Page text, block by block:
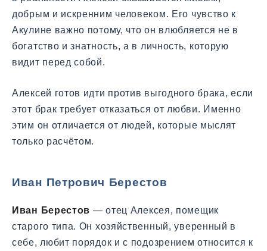
добрым и искренним человеком. Его чувство к
Акулине важно потому, что он влюбляется не в
богатство и знатность, а в личность, которую
видит перед собой.
Алексей готов идти против выгодного брака, если
этот брак требует отказаться от любви. Именно
этим он отличается от людей, которые мыслят
только расчётом.
Иван Петрович Берестов
Иван Берестов — отец Алексея, помещик
старого типа. Он хозяйственный, уверенный в
себе, любит порядок и с подозрением относится к